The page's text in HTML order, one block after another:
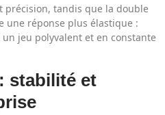
précision, tandis que la double
une réponse plus élastique :
jeu polyvalent et en constante
stabilité et